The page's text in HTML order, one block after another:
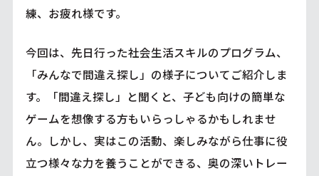
練、お疲れ様です。
今回は、先日行った社会生活スキルのプログラム、
「みんなで間違え探し」の様子についてご紹介しま
す。「間違え探し」と聞くと、子ども向けの簡単な
ゲームを想像する方もいらっしゃるかもしれませ
ん。しかし、実はこの活動、楽しみながら仕事に役
立つ様々な力を養うことができる、奥の深いトレー